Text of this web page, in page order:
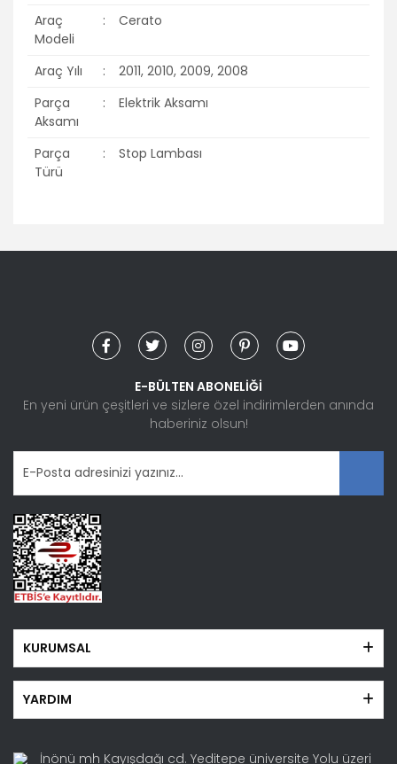
Araç
Modeli
: Cerato
Araç Yılı :
2011, 2010, 2009, 2008
Parça
Aksamı
: Elektrik Aksamı
Parça
Türü
: Stop Lambası
konularda yetersiz gördüğünüz noktaları öneri formunu
Ürün açıklamasında eksik bilgiler bulunuyor.
Ürün bilgilerinde hatalar bulunuyor.
Ürün fiyatı diğer sitelerden daha pahalı.
Bu ürüne benzer farklı alternatifler olmalı.
E-BÜLTEN ABONELİĞİ
En yeni ürün çeşitleri ve sizlere özel indirimlerden anında
haberiniz olsun!
KURUMSAL
YARDIM
İnönü mh Kayışdağı cd. Yeditepe üniversite Yolu üzeri